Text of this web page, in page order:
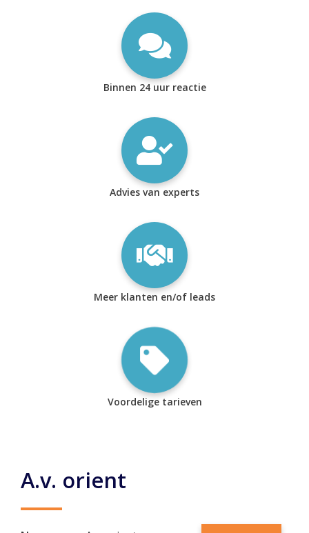
Binnen 24 uur reactie
Advies van experts
Meer klanten en/of leads
Voordelige tarieven
A.v. orient